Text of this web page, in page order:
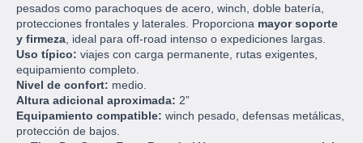
pesados como parachoques de acero, winch, doble batería,
protecciones frontales y laterales. Proporciona mayor soporte
y firmeza , ideal para off-road intenso o expediciones largas.
Uso típico: viajes con carga permanente, rutas exigentes,
equipamiento completo.
Nivel de confort: medio.
Altura adicional aproximada: 2”
Equipamiento compatible: winch pesado, defensas metálicas,
protección de bajos.